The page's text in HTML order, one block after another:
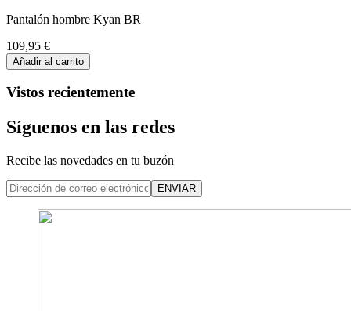
Pantalón hombre Kyan BR
109,95 €
Añadir al carrito
Vistos recientemente
Síguenos en las redes
Recibe las novedades en tu buzón
ENVIAR